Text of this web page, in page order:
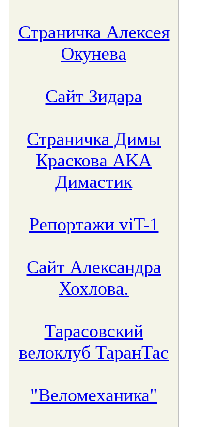
Страничка Алексея
Окунева
Сайт Зидара
Страничка Димы
Краскова AKA
Димастик
Репортажи viT-1
Сайт Александра
Хохлова.
Тарасовский
велоклуб ТаранТас
"Веломеханика"